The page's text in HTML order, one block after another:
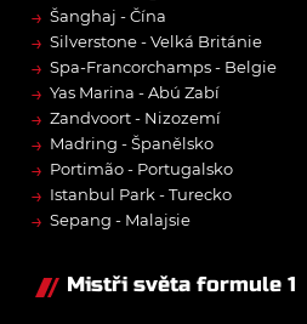
→ Šanghaj - Čína
→ Silverstone - Velká Británie
→ Spa-Francorchamps - Belgie
→ Yas Marina - Abú Zabí
→ Zandvoort - Nizozemí
→ Madring - Španělsko
→ Portimão - Portugalsko
→ Istanbul Park - Turecko
→ Sepang - Malajsie
Mistři světa formule 1